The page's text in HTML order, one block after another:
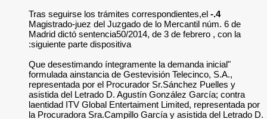
Tras seguirse los
Magistrado-juez
Madrid dictó
"Que
formulada
representada por
asistida del
laentidad ITV
la Procuradora